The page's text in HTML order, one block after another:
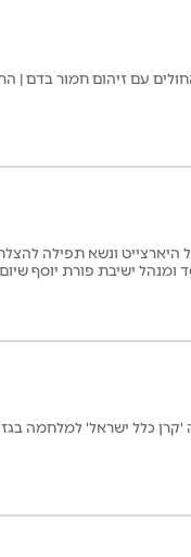
עם זיהום חמור בדם |
היארצייט ונשא תפילה
ומנהל ישיבת פורת יוסף שיום
'קרן כלל ישראל' למלחמה